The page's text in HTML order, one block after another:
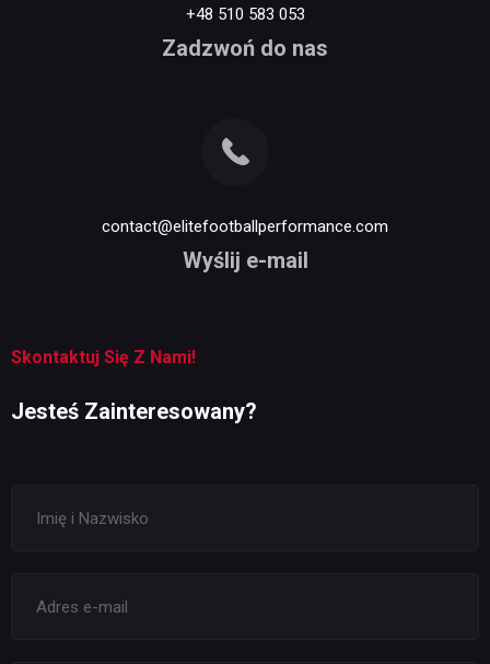
+48 510 583 053
Zadzwoń do nas
contact@elitefootballperformance.com
Wyślij e-mail
Skontaktuj Się Z Nami!
Jesteś Zainteresowany?